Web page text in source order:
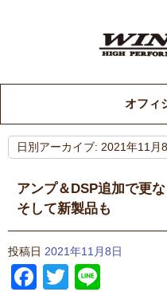
オフィ
日別アーカイブ: 2021年11月
アンプ＆DSP追加で更
そして新製品も
投稿日 2021年11月8日
Facebook
Twitter